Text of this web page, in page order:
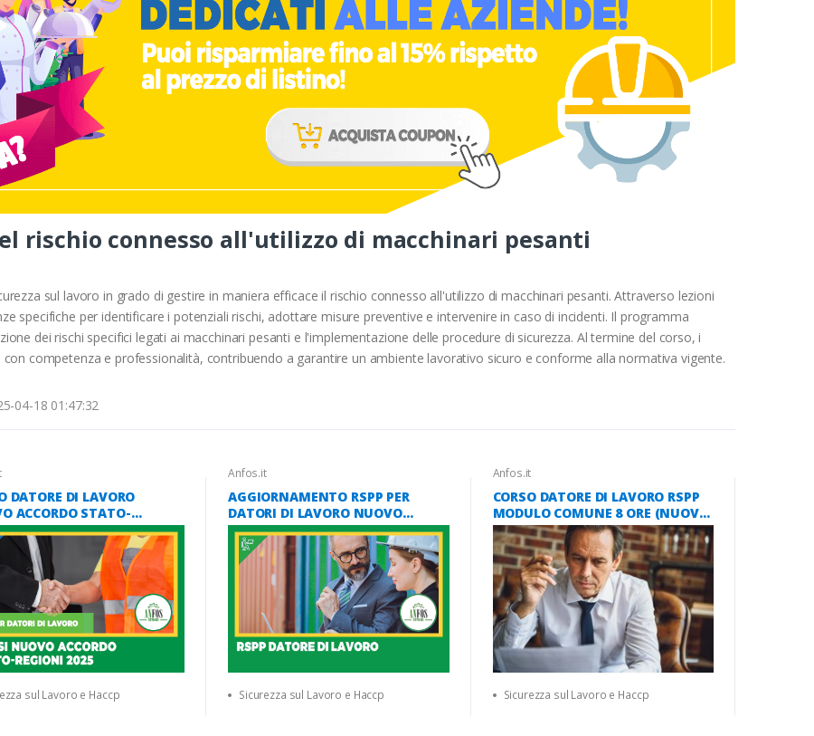
rischio connesso all'utilizzo di macchinari pesanti
sul lavoro in grado di gestire in maniera efficace il rischio connesso all'utilizzo di macchinari pesanti. Attraverso lezioni
specifiche per identificare i potenziali rischi, adottare misure preventive e intervenire in caso di incidenti. Il programma
dei rischi specifici legati ai macchinari pesanti e l'implementazione delle procedure di sicurezza. Al termine del corso, i
competenza e professionalità, contribuendo a garantire un ambiente lavorativo sicuro e conforme alla normativa vigente.
04-18 01:47:32
DATORE DI LAVORO
ACCORDO STATO-
2025 MODULO CANTIERI
sul Lavoro e Haccp
Anfos.it
AGGIORNAMENTO RSPP PER
DATORI DI LAVORO NUOVO
ACCORDO STATO REGIONI 2025
Sicurezza sul Lavoro e Haccp
Anfos.it
CORSO DATORE DI LAVORO RSPP
MODULO COMUNE 8 ORE (NUOVO
ACCORDO STATO REGIONI 2025)
Sicurezza sul Lavoro e Haccp